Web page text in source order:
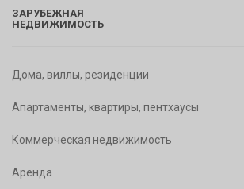
ЗАРУБЕЖНАЯ
НЕДВИЖИМОСТЬ
Дома, виллы, резиденции
Апартаменты, квартиры, пентхаусы
Коммерческая недвижимость
Аренда